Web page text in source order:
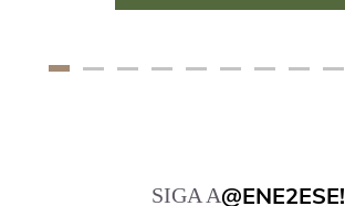
SIGA A@ENE2ESE!